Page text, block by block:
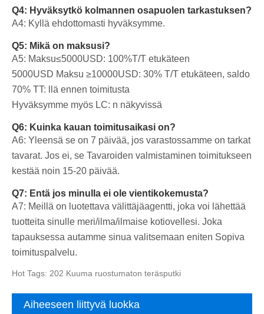
Q4: Hyväksytkö kolmannen osapuolen tarkastuksen?
A4: Kyllä ehdottomasti hyväksymme.
Q5: Mikä on maksusi?
A5: Maksu≤5000USD: 100%T/T etukäteen
5000USD Maksu ≥10000USD: 30% T/T etukäteen, saldo
70% TT: llä ennen toimitusta
Hyväksymme myös LC: n näkyvissä
Q6: Kuinka kauan toimitusaikasi on?
A6: Yleensä se on 7 päivää, jos varastossamme on tarkat
tavarat. Jos ei, se Tavaroiden valmistaminen toimitukseen
kestää noin 15-20 päivää.
Q7: Entä jos minulla ei ole vientikokemusta?
A7: Meillä on luotettava välittäjäagentti, joka voi lähettää
tuotteita sinulle meri/ilma/ilmaise kotiovellesi. Joka
tapauksessa autamme sinua valitsemaan eniten Sopiva
toimituspalvelu.
Hot Tags: 202 Kuuma ruostumaton teräsputki
Aiheeseen liittyvä luokka